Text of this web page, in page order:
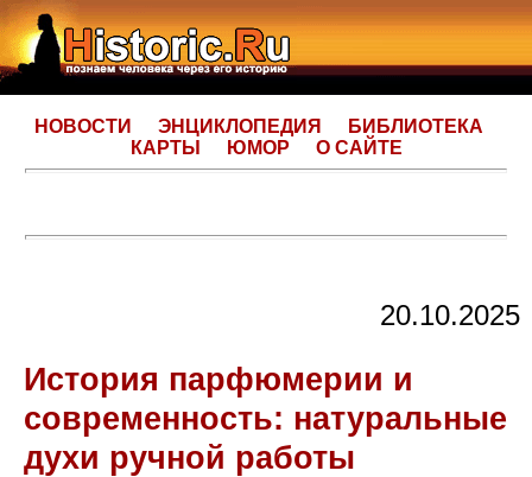
НОВОСТИ ЭНЦИКЛОПЕДИЯ
БИБЛИОТЕКА
КАРТЫ
ЮМОР О САЙТЕ
20.10.2025
История парфюмерии и
современность: натуральные
духи ручной работы